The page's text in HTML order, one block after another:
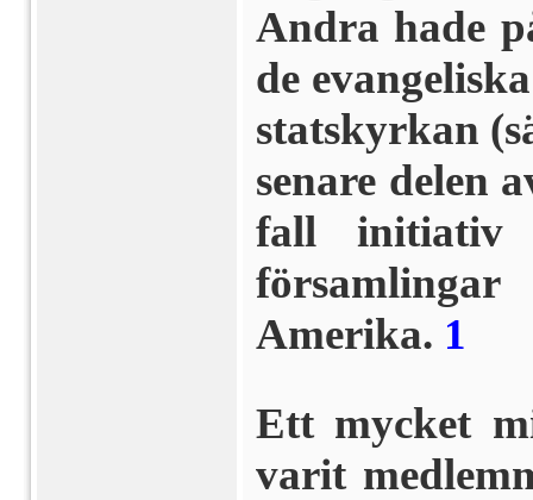
Andra hade
de
statskyrkan
senare delen
fall initiativ
Amerika. 1
Ett mycket
varit